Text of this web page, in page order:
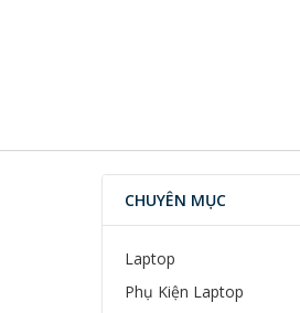
CHUYÊN MỤC
Laptop
Phụ Kiện Laptop